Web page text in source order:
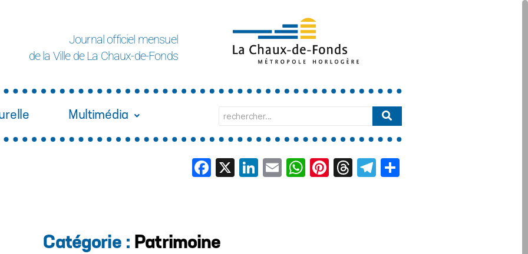
Journal officiel mensuel
de la Ville de La Chaux-de-Fonds
Multimédia
Facebook
X LinkedIn
EmailWhatsApp
Pinterest
Threads
Telegram
Catégorie : Patrimoine